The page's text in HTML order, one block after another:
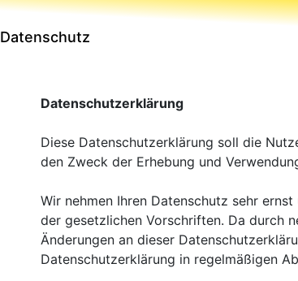
Datenschutz
Datenschutzerklärung
Diese Datenschutzerklärung soll die
den Zweck der Erhebung und
Wir nehmen Ihren Datenschutz sehr
der gesetzlichen Vorschriften. Da durch
Änderungen an dieser
Datenschutzerklärung in regelmäßigen